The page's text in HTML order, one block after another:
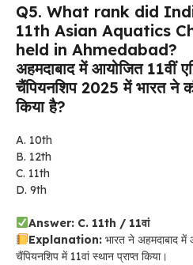
Q5. What rank did
11th Asian Aquatics
held in Ahmedabad?
अहमदाबाद में आयोजित 11वीं
चैंपियनशिप 2025 में भारत ने
किया है?
A. 10th
B. 12th
C. 11th
D. 9th
Answer: C. 11th / 11वां
Explanation: भारत ने अहमदाबाद में
चैंपियनशिप में 11वां स्थान प्राप्त किया।